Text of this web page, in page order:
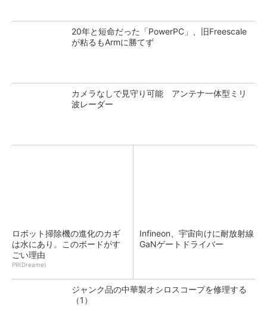
20年と短命だった「PowerPC」、旧Freescale
が粘るもArmに勝てず
カメラなしで見守り可能 アンテナ一体型ミリ
波レーダー
ロボット掃除機の進化のカギ
は水にあり。このボードがす
ごい理由
PR(Dreame)
Infineon、宇宙向けに耐放射線
GaNゲートドライバー
ジャンク品の中華製オシロスコープを修理する
（1）